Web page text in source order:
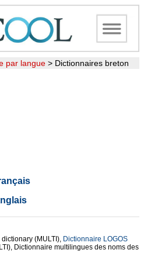
par langue > Dictionnaires breton
(MULTI), Dictionnaire LOGOS
Dictionnaire multilingues des noms des